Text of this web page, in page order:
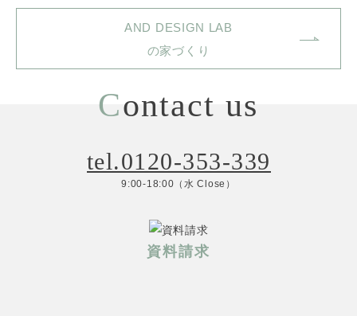
AND DESIGN LAB
の家づくり
Contact us
tel.0120-353-339
9:00-18:00（水 Close）
資料請求